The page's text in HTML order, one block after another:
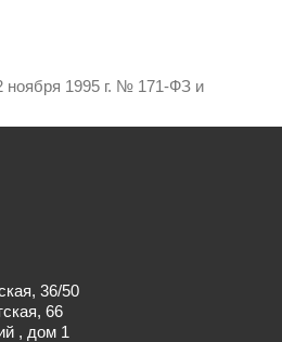
ноября 1995 г. № 171-ФЗ и
36/50
66
, дом 1